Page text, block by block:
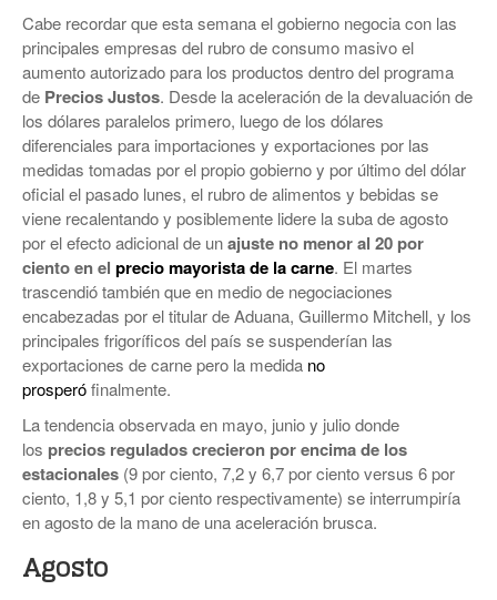
Cabe recordar que esta semana el gobierno negocia con las
principales empresas del rubro de consumo masivo el
aumento autorizado para los productos dentro del programa
de Precios Justos. Desde la aceleración de la devaluación de
los dólares paralelos primero, luego de los dólares
diferenciales para importaciones y exportaciones por las
medidas tomadas por el propio gobierno y por último del dólar
oficial el pasado lunes, el rubro de alimentos y bebidas se
viene recalentando y posiblemente lidere la suba de agosto
por el efecto adicional de unajuste no menor al 20 por
ciento en el precio mayorista de la carne. El martes
trascendió también que en medio de negociaciones
encabezadas por el titular de Aduana, Guillermo Mitchell, y los
principales frigoríficos del país se suspenderían las
exportaciones de carne pero la medida no
prosperófinalmente.
La tendencia observada en mayo, junio y julio donde
los precios regulados crecieron por encima de los
estacionales (9 por ciento, 7,2 y 6,7 por ciento versus 6 por
ciento, 1,8 y 5,1 por ciento respectivamente) se interrumpiría
en agosto de la mano de una aceleración brusca.
Agosto